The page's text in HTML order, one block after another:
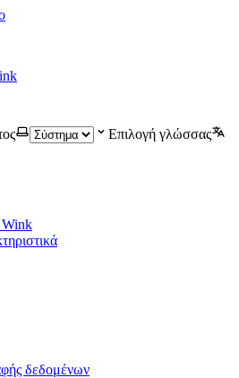
Επιλογή γλώσσας
Wink
δεδομένων